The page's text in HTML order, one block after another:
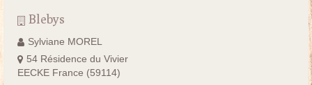
Blebys
Sylviane MOREL
54 Résidence du Vivier
EECKE France (59114)